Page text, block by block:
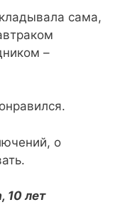
сама,
–
о
10 лет